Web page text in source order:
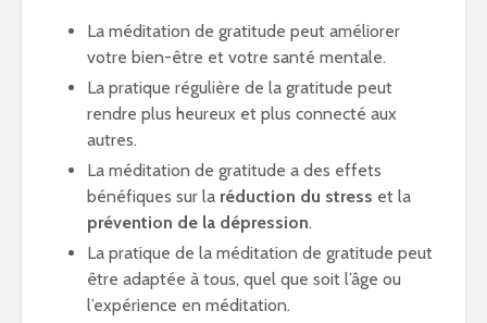
La méditation de gratitude peut améliorer
votre bien-être et votre santé mentale.
La pratique régulière de la gratitude peut
rendre plus heureux et plus connecté aux
autres.
La méditation de gratitude a des effets
bénéfiques sur la réduction du stress et la
prévention de la dépression.
La pratique de la méditation de gratitude peut
être adaptée à tous, quel que soit l’âge ou
l’expérience en méditation.